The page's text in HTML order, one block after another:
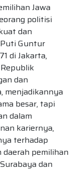
Jawa
politisi
dan
Guntur
di Jakarta,
dan
menjadikannya
besar, tapi
dalam
kariernya,
terhadap
daerah pemilihan
dan